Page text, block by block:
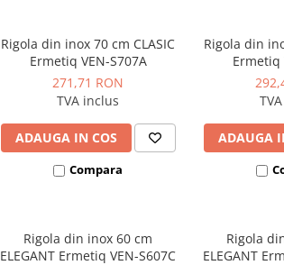
Rigola din inox 70 cm CLASIC
Ermetiq VEN-S707A
271,71 RON
TVA inclus
ADAUGA IN COS
Compara
Rigola din
Ermetiq
ADAUGA
Rigola din inox 60 cm
ELEGANT Ermetiq VEN-S607C
Rigola
ELEGANT